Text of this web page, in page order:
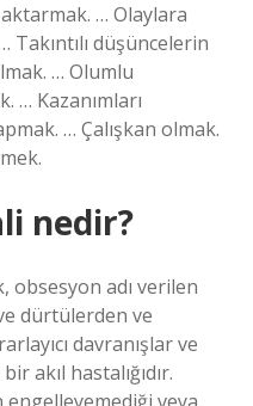
aktarmak. … Olaylara
düşüncelerin
… Olumlu
… Kazanımları
… Çalışkan olmak.
nedir?
adı verilen
dürtülerden ve
davranışlar ve
akıl hastalığıdır.